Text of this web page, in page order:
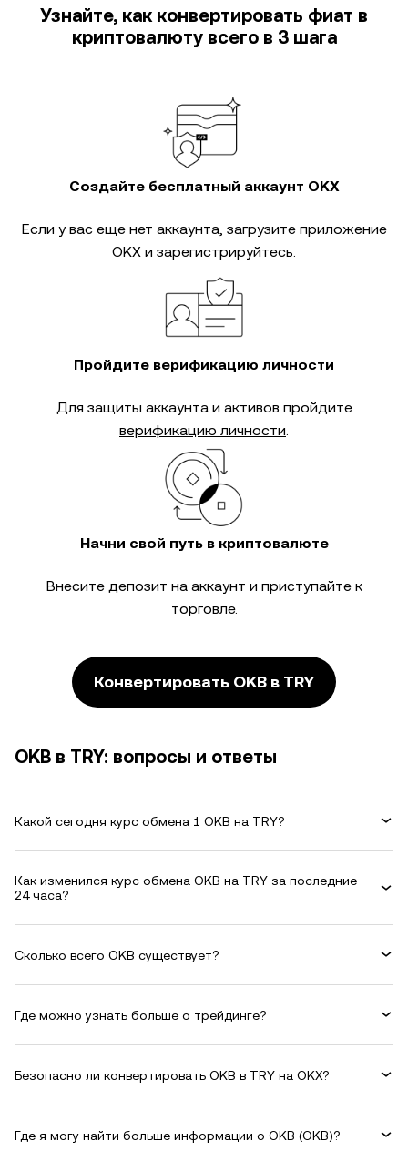
Узнайте, как конвертировать фиат в
криптовалюту всего в 3 шага
Создайте бесплатный аккаунт OKX
Если у вас еще нет аккаунта, загрузите приложение
OKX и зарегистрируйтесь.
Пройдите верификацию личности
Для защиты аккаунта и активов пройдите
верификацию личности.
Начни свой путь в криптовалюте
Внесите депозит на аккаунт и приступайте к
торговле.
Конвертировать OKB в TRY
OKB в TRY: вопросы и ответы
Какой сегодня курс обмена 1 OKB на TRY?
Как изменился курс обмена OKB на TRY за последние
24 часа?
Сколько всего OKB существует?
Где можно узнать больше о трейдинге?
Безопасно ли конвертировать OKB в TRY на OKX?
Где я могу найти больше информации о OKB (OKB)?